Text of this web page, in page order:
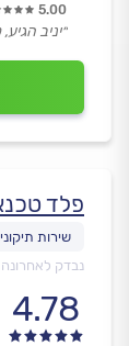
5.00
״יניב
פלד
נבדק לאחרונה
4.78